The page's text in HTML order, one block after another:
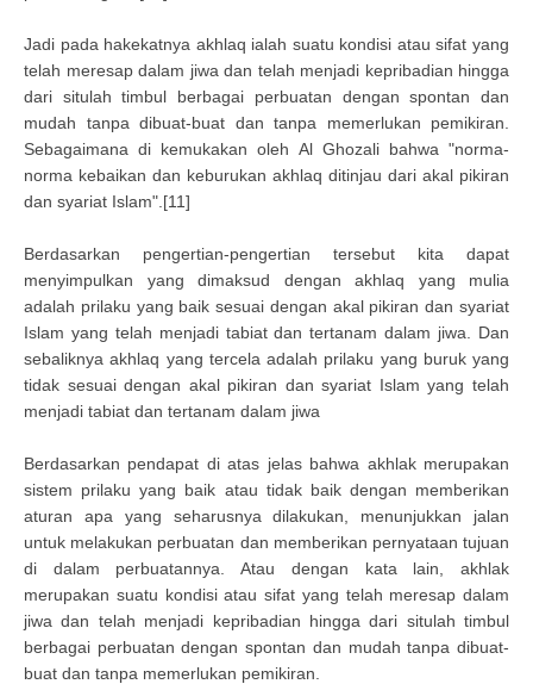
Jadi pada hakekatnya akhlaq ialah suatu kondisi atau sifat yang
telah meresap dalam jiwa dan telah menjadi kepribadian hingga
dari situlah timbul berbagai perbuatan dengan spontan dan
mudah tanpa dibuat-buat dan tanpa memerlukan pemikiran.
Sebagaimana di kemukakan oleh Al Ghozali bahwa "norma-
norma kebaikan dan keburukan akhlaq ditinjau dari akal pikiran
dan syariat Islam".[11]
Berdasarkan pengertian-pengertian tersebut kita dapat
menyimpulkan yang dimaksud dengan akhlaq yang mulia
adalah prilaku yang baik sesuai dengan akal pikiran dan syariat
Islam yang telah menjadi tabiat dan tertanam dalam jiwa. Dan
sebaliknya akhlaq yang tercela adalah prilaku yang buruk yang
tidak sesuai dengan akal pikiran dan syariat Islam yang telah
menjadi tabiat dan tertanam dalam jiwa
Berdasarkan pendapat di atas jelas bahwa akhlak merupakan
sistem prilaku yang baik atau tidak baik dengan memberikan
aturan apa yang seharusnya dilakukan, menunjukkan jalan
untuk melakukan perbuatan dan memberikan pernyataan tujuan
di dalam perbuatannya. Atau dengan kata lain, akhlak
merupakan suatu kondisi atau sifat yang telah meresap dalam
jiwa dan telah menjadi kepribadian hingga dari situlah timbul
berbagai perbuatan dengan spontan dan mudah tanpa dibuat-
buat dan tanpa memerlukan pemikiran.